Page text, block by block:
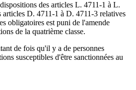
des articles L. 4711-1 à L.
articles D. 4711-1 à D. 4711-3 relatives
obligatoires est puni de l'amende
de la quatrième classe.
de fois qu'il y a de personnes
susceptibles d'être sanctionnées au